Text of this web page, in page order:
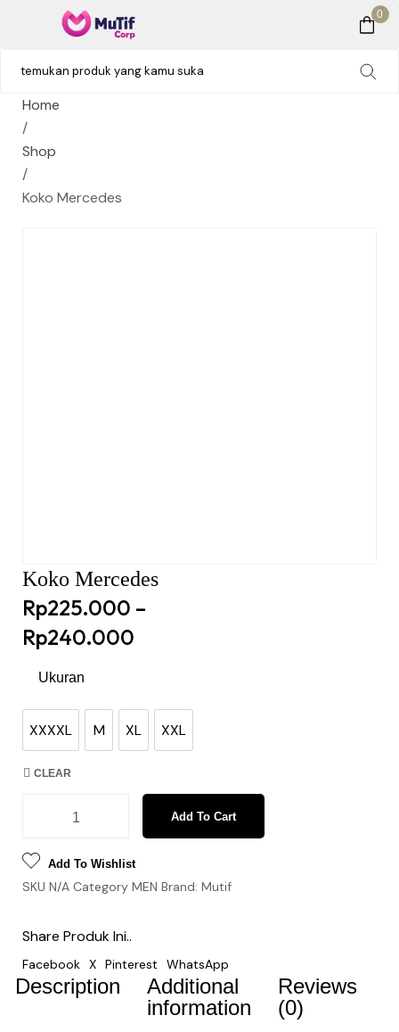
0
Home
/
Shop
/
Koko Mercedes
Koko Mercedes
Rp225.000 –
Rp240.000
Ukuran
XXXXL
XXXXL
M
M
XL
XL
XXL
XXL
CLEAR
Add To Cart
Add To Wishlist
SKU N/A Category MEN Brand: Mutif
Share Produk Ini..
Facebook X Pinterest WhatsApp
Description
Additional
information
Reviews
(0)